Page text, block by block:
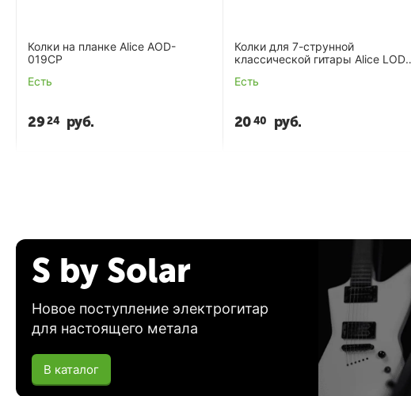
Колки на планке Alice AOD-
019CP
Есть
2924 руб.
Колки для 7-струнной
классической гитары Alice LOD-
Есть
2040 руб.
S by Solar
Новое поступление электрогитар
для настоящего метала
В каталог